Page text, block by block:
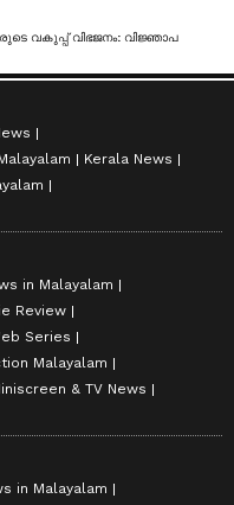
Kerala News
in Malayalam
Review
Series
Malayalam
& TV News
in Malayalam